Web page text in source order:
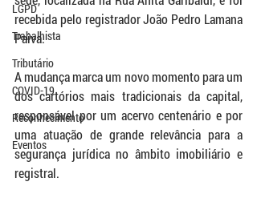
LGPD
Trabalhista
Tributário
COVID-19
Reconhecimento
Eventos
recebida pelo registrador João Pedro Lamana
Paiva.
A mudança marca um novo momento para um
dos cartórios mais tradicionais da capital,
responsável por um acervo centenário e por
uma atuação de grande relevância para a
segurança jurídica no âmbito imobiliário e
registral.